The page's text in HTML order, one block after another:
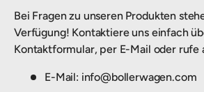
Bei Fragen zu unseren Produkten
Verfügung! Kontaktiere uns einfach
Kontaktformular, per E-Mail oder rufe
E-Mail: info@bollerwagen.com